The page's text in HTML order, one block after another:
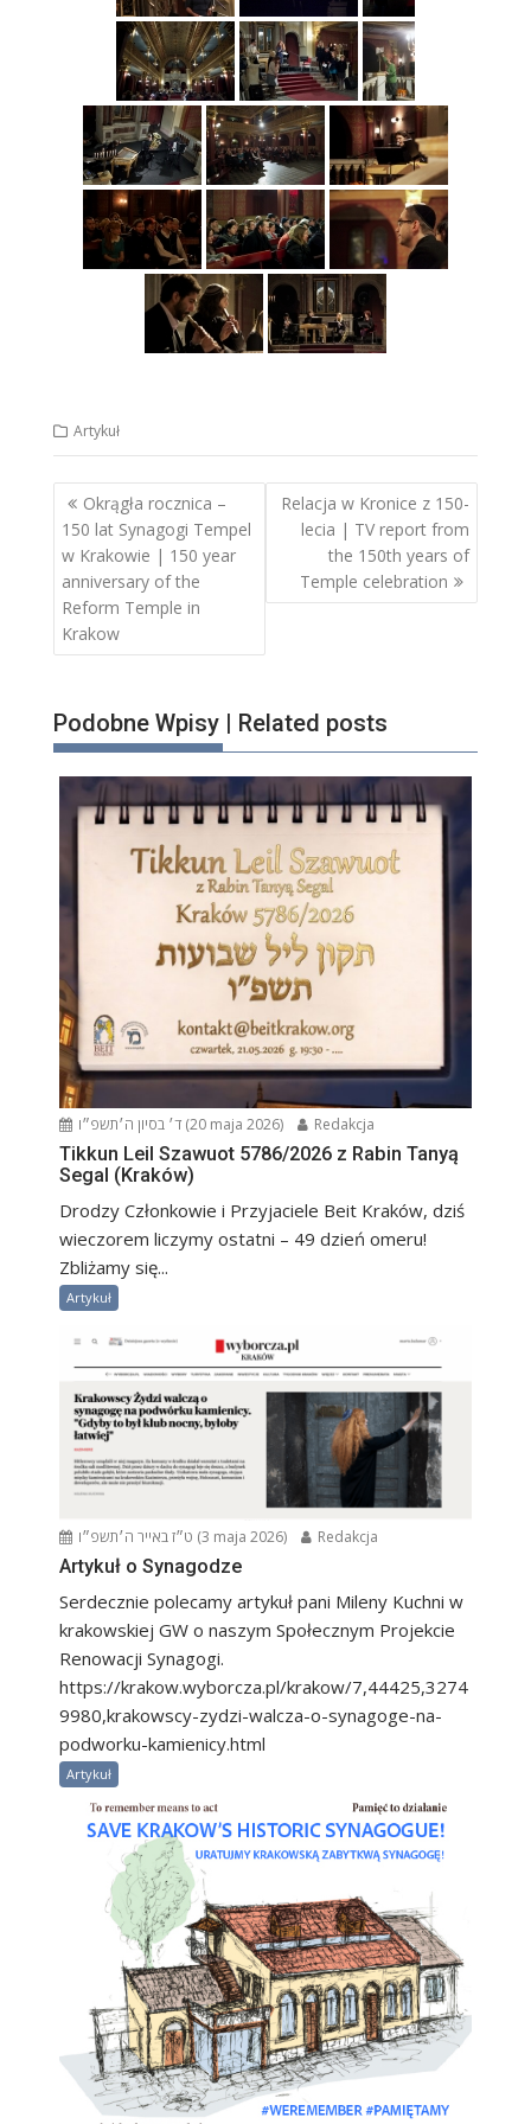
Artykuł
Nawigacja
wpisu
Okrągła rocznica –
150 lat Synagogi Tempel
w Krakowie | 150 year
anniversary of the
Reform Temple in
Krakow
Relacja w Kronice z 150-
lecia | TV report from
the 150th years of
Temple celebration
Podobne Wpisy | Related posts
ד׳ בסיון ה׳תשפ״ו (20 maja 2026) Redakcja
Tikkun Leil Szawuot 5786/2026 z Rabin Tanyą
Segal (Kraków)
Drodzy Członkowie i Przyjaciele Beit Kraków, dziś
wieczorem liczymy ostatni – 49 dzień omeru!
Zbliżamy się...
Artykuł
ט״ז באייר ה׳תשפ״ו (3 maja 2026) Redakcja
Artykuł o Synagodze
Serdecznie polecamy artykuł pani Mileny Kuchni w
krakowskiej GW o naszym Społecznym Projekcie
Renowacji Synagogi.
https://krakow.wyborcza.pl/krakow/7,44425,3274
9980,krakowscy-zydzi-walcza-o-synagoge-na-
podworku-kamienicy.html
Artykuł